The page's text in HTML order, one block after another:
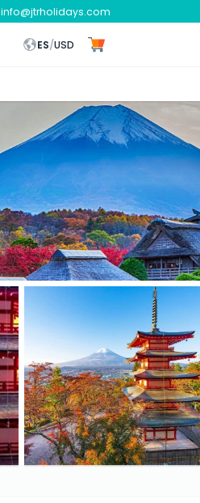
info@jtrholidays.com
ES/USD